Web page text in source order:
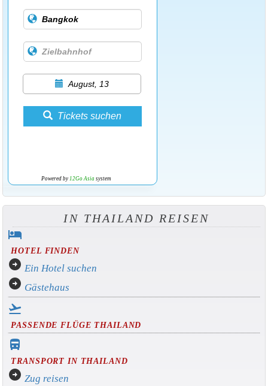
August, 13
Tickets suchen
Powered by12Go Asia system
IN THAILAND REISEN
hotel
HOTEL FINDEN
arrow_circle_right Ein Hotel suchen
arrow_circle_right Gästehaus
flight_takeoff
PASSENDE FLÜGE THAILAND
directions_bus_filled
TRANSPORT IN THAILAND
arrow_circle_right Zug reisen